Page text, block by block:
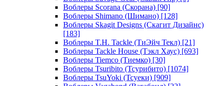
Воблеры Scorana (Скорана) [90]
Воблеры Shimano (Шимано) [128]
Воблеры Skagit Designs (Скагит Дизайнс)
[183]
Воблеры T.H. Tackle (ТиЭйч Текл) [21]
Воблеры Tackle House (Тэкл Хаус) [693]
Воблеры Tiemco (Тиемко) [30]
Воблеры Tsuribito (Тсурибито) [1074]
Воблеры TsuYoki (Тсуеки) [909]